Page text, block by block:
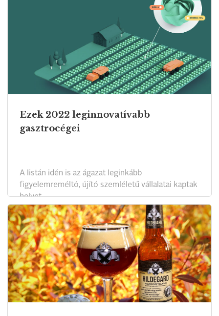
Ezek 2022 leginnovatívabb
gasztrocégei
A listán idén is az ágazat leginkább
figyelemreméltó, újító szemléletű vállalatai kaptak
helyet.